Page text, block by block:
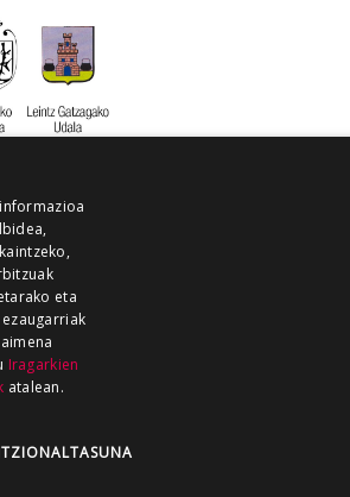
GUKA
GUKA ZUMAIA GUKA
eta
Iragarkien
atalean.